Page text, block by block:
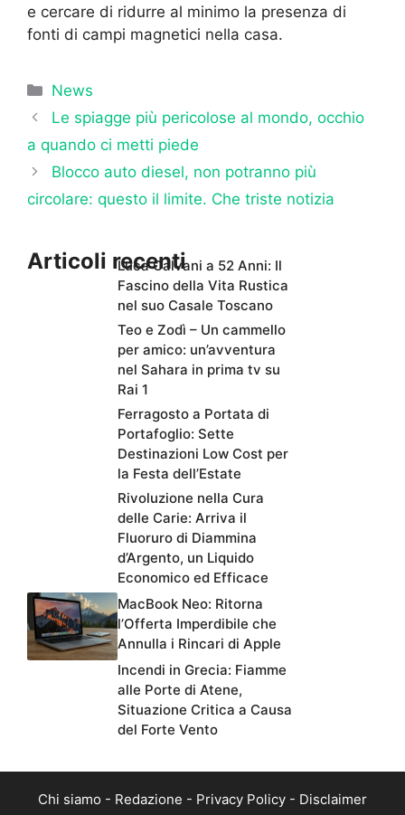
e cercare di ridurre al minimo la presenza di
fonti di campi magnetici nella casa.
Categorie
News
Le spiagge più pericolose al mondo, occhio
a quando ci metti piede
Blocco auto diesel, non potranno più
circolare: questo il limite. Che triste notizia
Articoli recentiLuca Calvani a 52 Anni: Il
Fascino della Vita Rustica
nel suo Casale Toscano
Teo e Zodì – Un cammello
per amico: un’avventura
nel Sahara in prima tv su
Rai 1
Ferragosto a Portata di
Portafoglio: Sette
Destinazioni Low Cost per
la Festa dell’Estate
Rivoluzione nella Cura
delle Carie: Arriva il
Fluoruro di Diammina
d’Argento, un Liquido
Economico ed Efficace
MacBook Neo: Ritorna
l’Offerta Imperdibile che
Annulla i Rincari di Apple
Incendi in Grecia: Fiamme
alle Porte di Atene,
Situazione Critica a Causa
del Forte Vento
Chi siamo - Redazione - Privacy Policy - Disclaimer